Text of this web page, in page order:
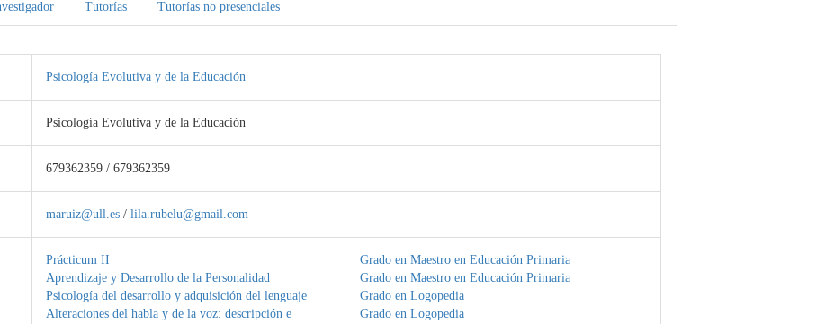
Tutorías Tutorías no presenciales
Psicología Evolutiva y de la Educación
Psicología Evolutiva y de la Educación
679362359 / 679362359
maruiz@ull.es/ lila.rubelu@gmail.com
Prácticum II
Grado en Maestro en Educación Primaria
Aprendizaje y Desarrollo de la Personalidad
Grado en Maestro en Educación Primaria
Psicología del desarrollo y adquisición del lenguaje
Grado en Logopedia
Alteraciones del habla y de la voz: descripción e
Grado en Logopedia